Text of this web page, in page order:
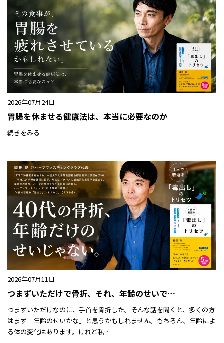
2026年07月24日
胃腸を休ませる健康法は、本当に必要なのか
続きをみる
2026年07月11日
つまずいただけで骨折、それ、年齢のせいで…
つまずいただけなのに、手首を骨折した。そんな話を聞くと、多くの方
はまず「年齢のせいかな」と思うかもしれません。もちろん、年齢によ
る体の変化はあります。けれど私…